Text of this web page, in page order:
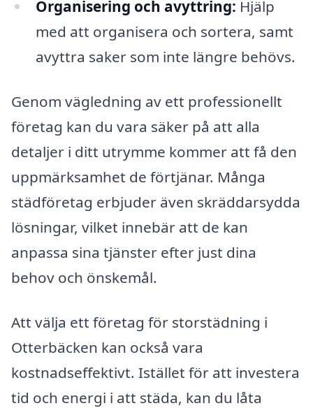
Organisering och avyttring: Hjälp
med att organisera och sortera, samt
avyttra saker som inte längre behövs.
Genom vägledning av ett professionellt
företag kan du vara säker på att alla
detaljer i ditt utrymme kommer att få den
uppmärksamhet de förtjänar. Många
städföretag erbjuder även skräddarsydda
lösningar, vilket innebär att de kan
anpassa sina tjänster efter just dina
behov och önskemål.
Att välja ett företag för storstädning i
Otterbäcken kan också vara
kostnadseffektivt. Istället för att investera
tid och energi i att städa, kan du låta